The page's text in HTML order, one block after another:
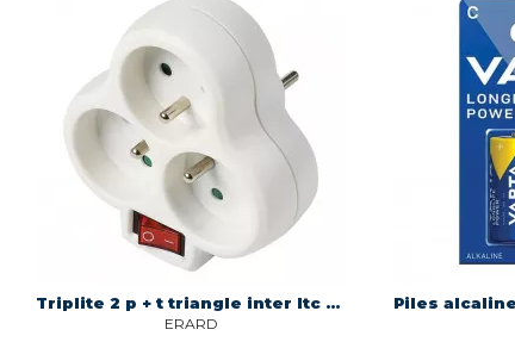
Triplite 2 p + t triangle inter Itc 308360
ERARD